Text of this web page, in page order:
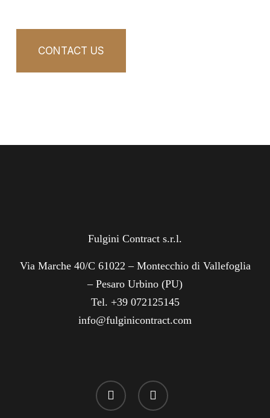
CONTACT US
Fulgini Contract s.r.l.
Via Marche 40/C 61022 – Montecchio di Vallefoglia
– Pesaro Urbino (PU)
Tel. +39 072125145
info@fulginicontract.com
linkedin instagram